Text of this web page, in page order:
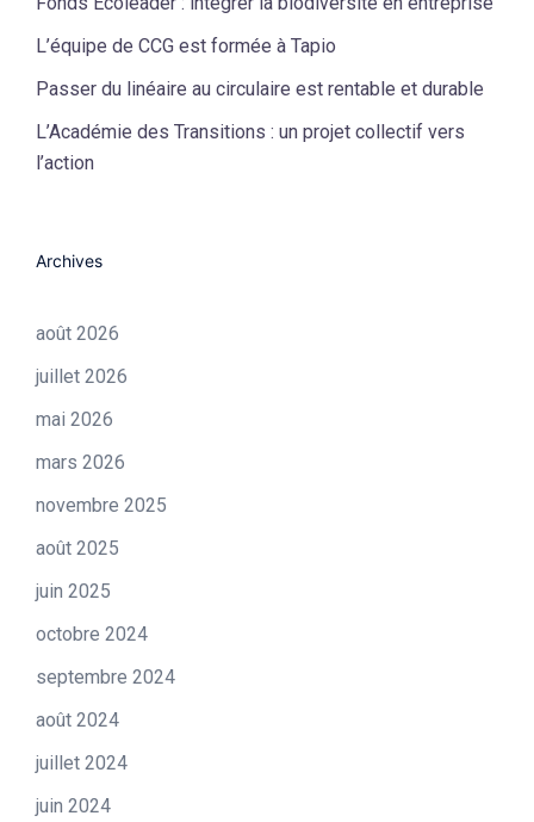
L’équipe de CCG est formée à Tapio
Passer du linéaire au circulaire est rentable et durable
L’Académie des Transitions : un projet collectif vers
l’action
Archives
août 2026
juillet 2026
mai 2026
mars 2026
novembre 2025
août 2025
juin 2025
octobre 2024
septembre 2024
août 2024
juillet 2024
juin 2024